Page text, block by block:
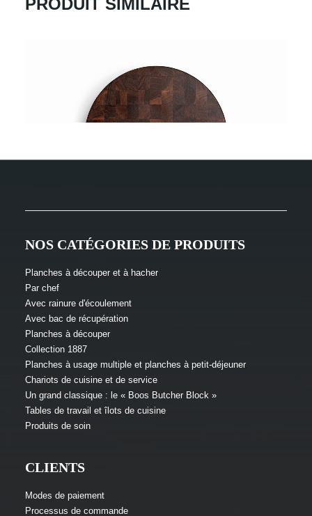
PRODUIT SIMILAIRE
AJOUTER AU PANIER
d'un seul côté)
46 cm de diamètre ; 7,5 cm
€668,99
TVA À 19 % Comprise.
NOS CATÉGORIES DE PRODUITS
Planches à découper et à hacher
Par chef
Avec rainure d'écoulement
Avec bac de récupération
Planches à découper
Collection 1887
Planches à usage multiple et planches à petit-déjeuner
Chariots de cuisine et de service
Un grand classique : le « Boos Butcher Block »
Tables de travail et îlots de cuisine
Produits de soin
CLIENTS
Modes de paiement
Processus de commande